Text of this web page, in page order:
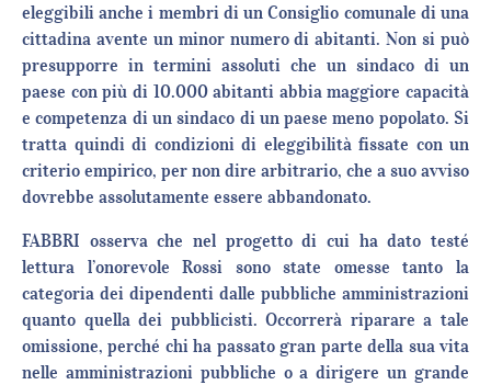
eleggibili anche i membri di un Consiglio comunale di una
cittadina avente un minor numero di abitanti. Non si può
presupporre in termini assoluti che un sindaco di un
paese con più di 10.000 abitanti abbia maggiore capacità
e competenza di un sindaco di un paese meno popolato. Si
tratta quindi di condizioni di eleggibilità fissate con un
criterio empirico, per non dire arbitrario, che a suo avviso
dovrebbe assolutamente essere abbandonato.
FABBRI osserva che nel progetto di cui ha dato testé
lettura l’onorevole Rossi sono state omesse tanto la
categoria dei dipendenti dalle pubbliche amministrazioni
quanto quella dei pubblicisti. Occorrerà riparare a tale
omissione, perché chi ha passato gran parte della sua vita
nelle amministrazioni pubbliche o a dirigere un grande